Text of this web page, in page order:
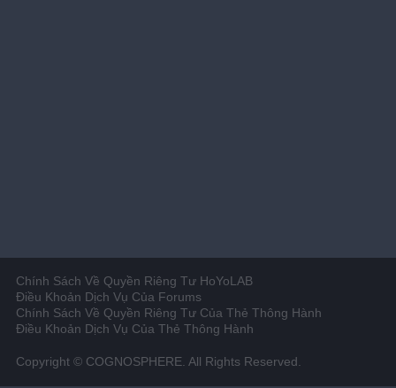
Chính Sách Về Quyền Riêng Tư HoYoLAB
Điều Khoản Dịch Vụ Của Forums
Chính Sách Về Quyền Riêng Tư Của Thẻ Thông Hành
Điều Khoản Dịch Vụ Của Thẻ Thông Hành
Copyright © COGNOSPHERE. All Rights Reserved.